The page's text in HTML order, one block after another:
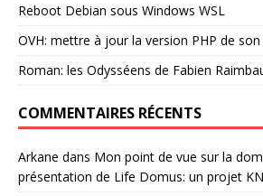
Reboot Debian sous Windows WSL
OVH: mettre à jour la version PHP de
Roman: les Odysséens de Fabien
COMMENTAIRES RÉCENTS
Arkane dans Mon point de vue sur la
présentation de Life Domus: un projet